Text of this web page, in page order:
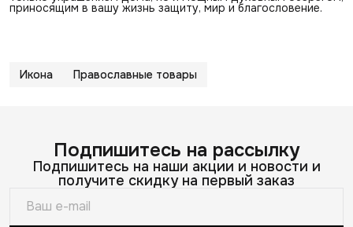
приносящим в вашу жизнь защиту, мир и благословение.
Икона Православные товары
Подпишитесь на рассылку
Подпишитесь на наши акции и новости и
получите скидку на первый заказ